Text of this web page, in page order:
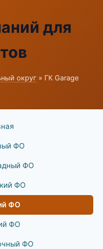
для
округ » ГК Garage
ФО
ФО
ФО
ФО
ФО
ФО